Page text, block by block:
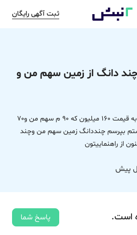
ثبت آگهی رایگان
دانگ از زمین سهم من و
من و برادرم زمینی خریدیم به قیمت 160 میلیون که 90 م سهم من و70
بپرسم چنددانگ زمین سهم من وچند
از راهنماییتون
است. پاسخ شما